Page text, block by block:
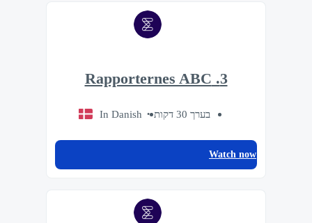
3. Rapporternes ABC
בערך 30 דקות In Danish
Watch now